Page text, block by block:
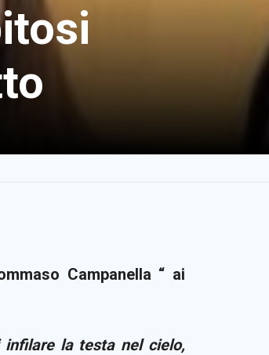
Campanella “ ai
la testa nel cielo,